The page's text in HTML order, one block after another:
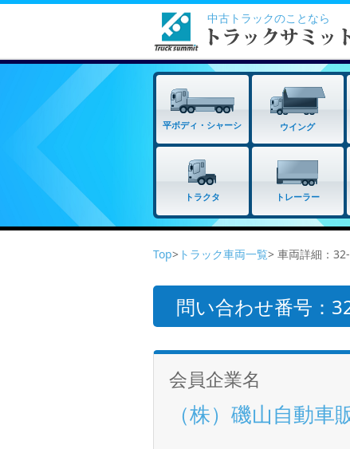
中古トラックのことなら
平ボディ・シャーシ ウイング
トラクタ トレーラー
Top> トラック車両一覧> 車両詳細：
問い合わせ番号：
会員企業名
（株）磯山自動車